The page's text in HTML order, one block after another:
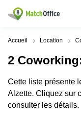
Rechercher / publier
Pages
produits
Bureau
Villes
Luxembourg
Esch-
Recherches
Сoworking
Luxembourg
Aide
Qui sommes-nous?
Accueil Location
2 Coworking
Cette liste présente
Alzette. Cliquez sur
consulter les détails.